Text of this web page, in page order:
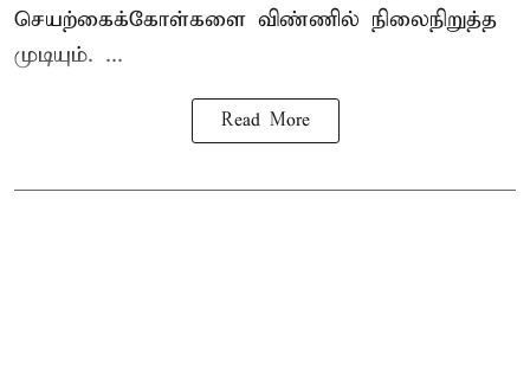
செயற்கைக்கோள்களை விண்ணில் நிலைநிறுத்த
முடியும். ...
Read More